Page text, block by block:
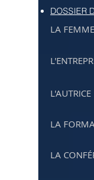
DOSSIER
LA FEMME
L'AUTRICE
LA
LA